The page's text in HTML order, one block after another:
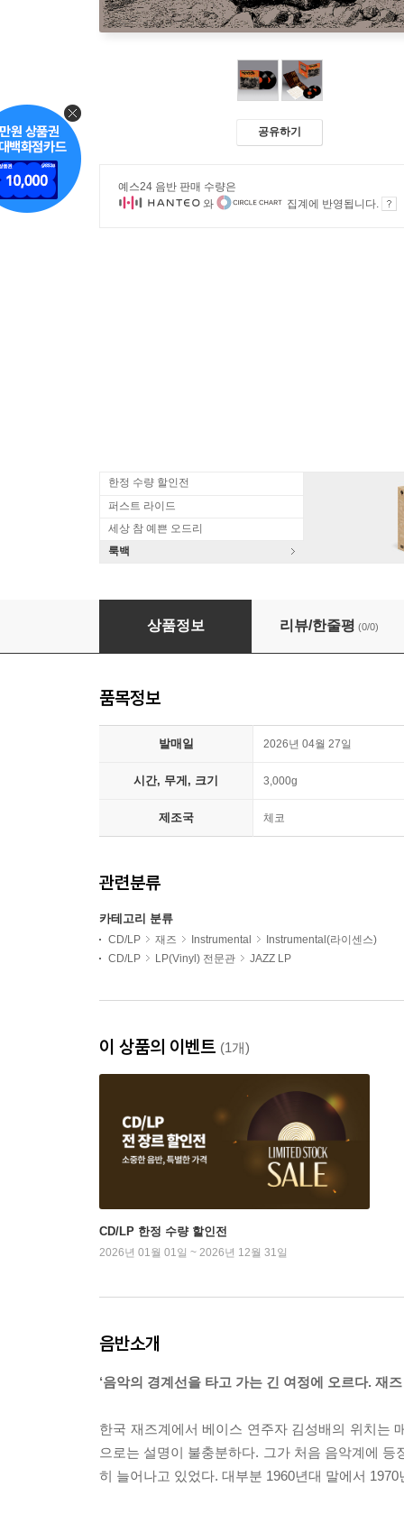
공유하기
예스24 음반 판매 수량은
와
집계에 반영됩니다.
한정 수량 할인전
퍼스트 라이드
세상 참 예쁜 오드리
룩백
김성배 퀸텟 - Pepper Man [2LP]
상품정보 리뷰/한줄평 (0/0)
품목정보
발매일 2026년 04월 27일
시간, 무게, 크기 3,000g
제조국 체코
관련분류
카테고리 분류
CD/LP 재즈 Instrumental
Instrumental(라이센스)
CD/LP
LP(Vinyl) 전문관 JAZZ LP
이 상품의 이벤트 (1개)
CD/LP 한정 수량 할인전
2026년 01월 01일 ~ 2026년 12월 31일
음반소개
‘음악의 경계선을 타고 가는 긴 여정에 오르다. 재
한국 재즈계에서 베이스 연주자 김성배의 위치는
으로는 설명이 불충분하다. 그가 처음 음악계에
히 늘어나고 있었다. 대부분 1960년대 말에서